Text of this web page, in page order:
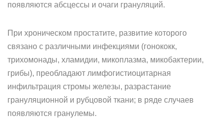
появляются абсцессы и очаги грануляций.
При хроническом простатите, развитие которого
связано с различными инфекциями (гонококк,
трихомонады, хламидии, микоплазма, микобактерии,
грибы), преобладают лимфогистиоцитарная
инфильтрация стромы железы, разрастание
грануляционной и рубцовой ткани; в ряде случаев
появляются гранулемы.